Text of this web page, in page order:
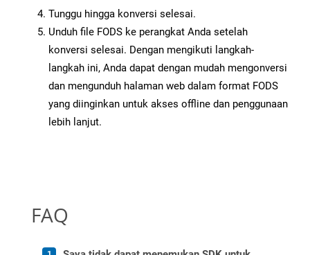
Tunggu hingga konversi selesai.
Unduh file FODS ke perangkat Anda setelah
konversi selesai. Dengan mengikuti langkah-
langkah ini, Anda dapat dengan mudah mengonversi
dan mengunduh halaman web dalam format FODS
yang diinginkan untuk akses offline dan penggunaan
lebih lanjut.
FAQ